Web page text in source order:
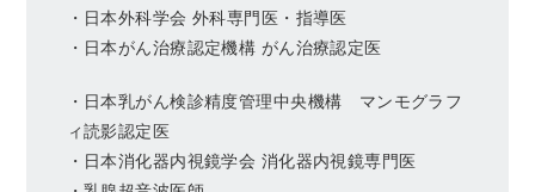
・日本外科学会 外科専門医・指導医
・日本がん治療認定機構 がん治療認定医
・日本乳がん検診精度管理中央機構 マンモグラフ
ィ読影認定医
・日本消化器内視鏡学会 消化器内視鏡専門医